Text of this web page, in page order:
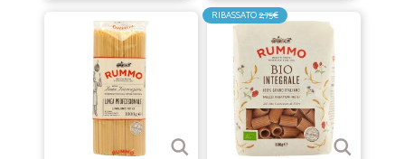
—Federica R.
cicalia da consigliare
Spesa arrivata in 24h,imballaggio perfetto,prodotti freschi di ottima
RIBASSATO2,75€